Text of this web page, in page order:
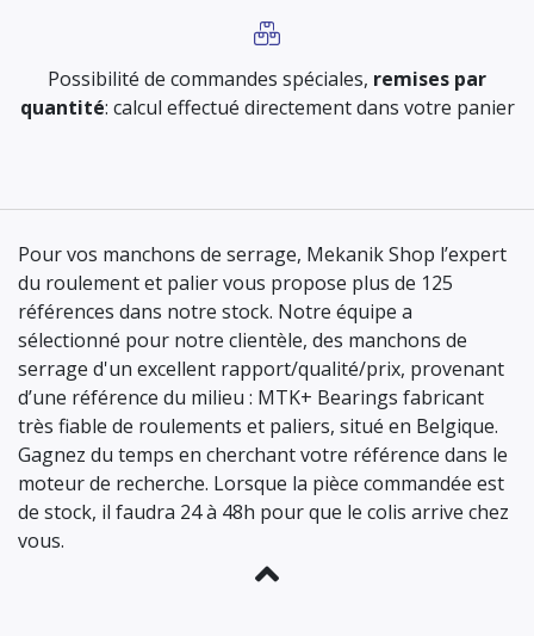
Possibilité de commandes spéciales, remises par
quantité: calcul effectué directement dans votre panier
Pour vos manchons de serrage, Mekanik Shop l’expert
du roulement et palier vous propose plus de 125
références dans notre stock. Notre équipe a
sélectionné pour notre clientèle, des manchons de
serrage d'un excellent rapport/qualité/prix, provenant
d’une référence du milieu : MTK+ Bearings fabricant
très fiable de roulements et paliers, situé en Belgique.
Gagnez du temps en cherchant votre référence dans le
moteur de recherche. Lorsque la pièce commandée est
de stock, il faudra 24 à 48h pour que le colis arrive chez
vous.